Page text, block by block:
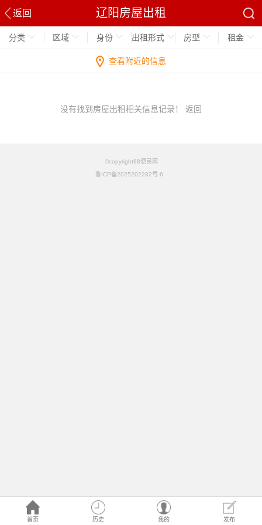
返回 辽阳房屋出租
首页 历史 我的 发布
分类 区域 身份 出租形式 房型 租金
查看附近的信息
没有找到房屋出租相关信息记录！ 返回
©copyright88便民网
鲁ICP备2025202282号-6